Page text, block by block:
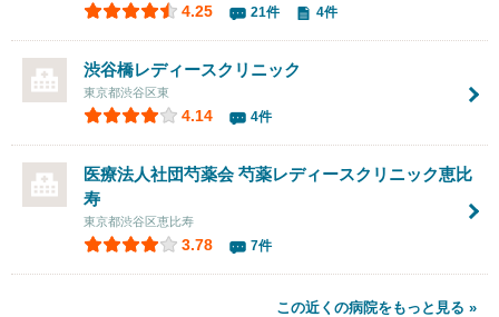
4.25 21件 4件
渋谷橋レディースクリニック
東京都渋谷区東
4.14 4件
医療法人社団芍薬会 芍薬レディースクリニック恵比
寿
東京都渋谷区恵比寿
3.78 7件
この近くの病院をもっと見る »